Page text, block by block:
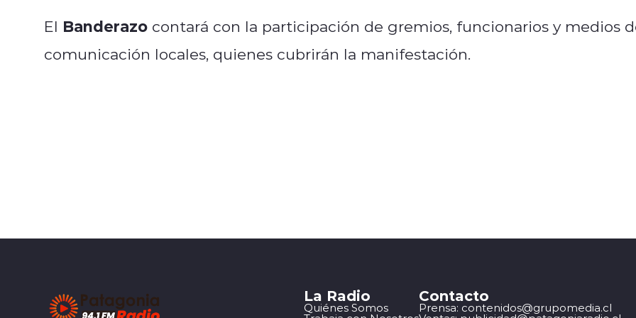
El Banderazo contará con la participación de gremios, funcionarios y medios
comunicación locales, quienes cubrirán la manifestación.
La Radio
Quiénes Somos
Contacto
Prensa: contenidos@grupomedia.cl